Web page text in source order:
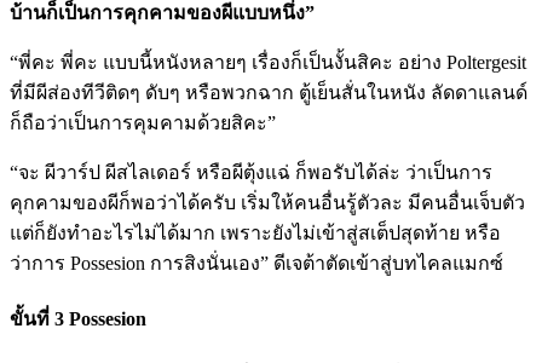
บ้านก็เป็นการคุกคามของผีแบบหนึ่ง”
“พี่คะ พี่คะ แบบนี้หนังหลายๆ เรื่องก็เป็นงั้นสิคะ อย่าง Poltergesit
ที่มีผีส่องทีวีติดๆ ดับๆ หรือพวกฉาก ตู้เย็นสั่นในหนัง ลัดดาแลนด์
ก็ถือว่าเป็นการคุมคามด้วยสิคะ”
“จะ ผีวาร์ป ผีสไลเดอร์ หรือผีตุ้งแฉ่ ก็พอรับได้ล่ะ ว่าเป็นการ
คุกคามของผีก็พอว่าได้ครับ เริ่มให้คนอื่นรู้ตัวละ มีคนอื่นเจ็บตัว
แต่ก็ยังทำอะไรไม่ได้มาก เพราะยังไม่เข้าสู่สเต็ปสุดท้าย หรือ
ว่าการ Possesion การสิงนั่นเอง” ดีเจต้าตัดเข้าสู่บทไคลแมกซ์
ขั้นที่ 3 Possesion